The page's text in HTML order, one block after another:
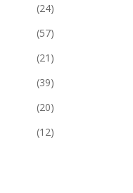
(24)
(57)
(21)
(39)
(20)
(12)